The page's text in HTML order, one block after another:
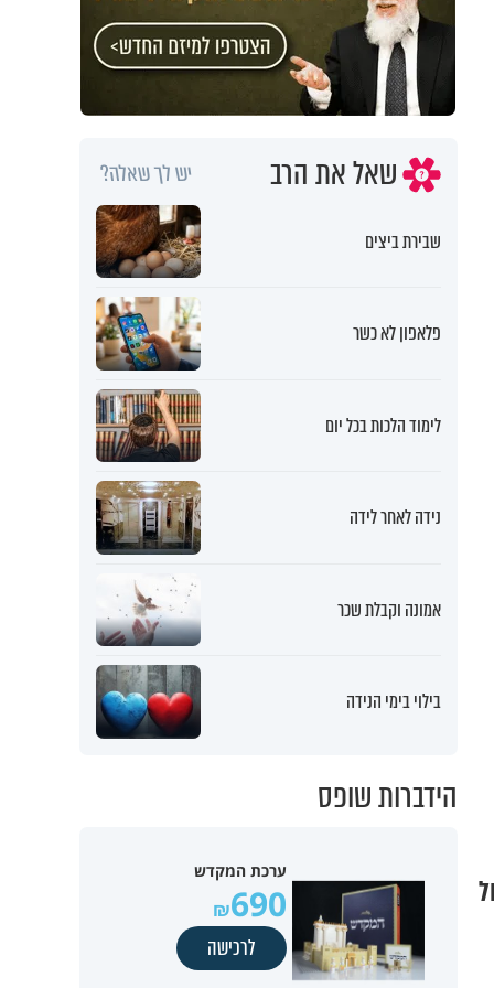
שאל את הרב יש לך שאלה?
שבירת ביצים
פלאפון לא כשר
לימוד הלכות בכל יום
נידה לאחר לידה
אמונה וקבלת שכר
בילוי בימי הנידה
הידברות שופס
ערכת המקדש
690
לרכישה